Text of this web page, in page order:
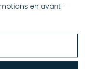
en avant-